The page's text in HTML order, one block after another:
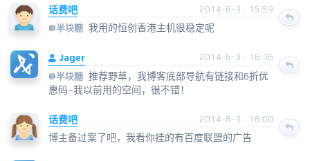
话费吧
2014-6-3 · 15:59
@半块糖 我用的恒创香港主机很稳定呢
Jager
2014-6-3 · 16:36
@半块糖 推荐野草，我博客底部导航有链接和6折优
惠码~我以前用的空间，很不错！
话费吧 2014-6-3 · 16:00
博主备过案了吧，我看你挂的有百度联盟的广告